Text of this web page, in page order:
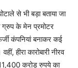
से भी बड़ा बताया जा
ग्रुप के मेन प्रमोटर
कंपनियां बनाकर कई
हीरा कारोबारी नीरव
करोड़ रुपये का